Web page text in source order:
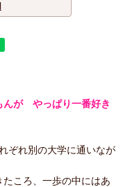
んが やっぱり一番好き
ぞれ別の大学に通いなが
ころ、一歩の中にはあ